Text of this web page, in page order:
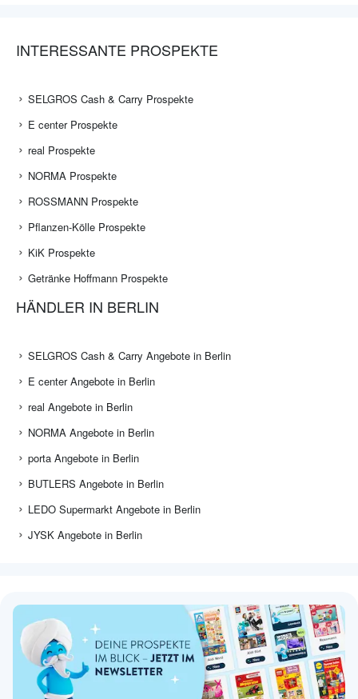
INTERESSANTE PROSPEKTE
SELGROS Cash & Carry Prospekte
E center Prospekte
real Prospekte
NORMA Prospekte
ROSSMANN Prospekte
Pflanzen-Kölle Prospekte
KiK Prospekte
Getränke Hoffmann Prospekte
HÄNDLER IN BERLIN
SELGROS Cash & Carry Angebote in Berlin
E center Angebote in Berlin
real Angebote in Berlin
NORMA Angebote in Berlin
porta Angebote in Berlin
BUTLERS Angebote in Berlin
LEDO Supermarkt Angebote in Berlin
JYSK Angebote in Berlin